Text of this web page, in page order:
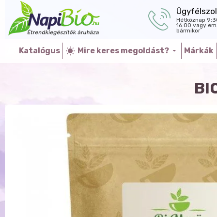
Hétköznap
16:00 vagy
bármikor
Katalógus Mire keres megoldást? Márkák